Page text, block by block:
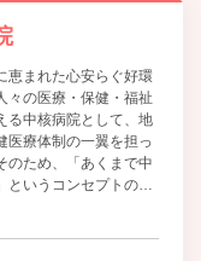
恵まれた心安らぐ好環
々の医療・保健・福祉
る中核病院として、地
医療体制の一翼を担っ
のため、「あくまで中
というコンセプトのも